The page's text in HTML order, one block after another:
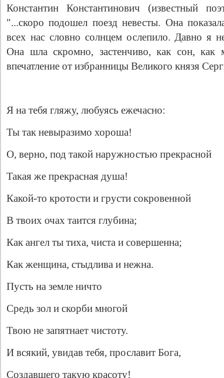
Константин Константинович (известный
"...скоро подошел поезд невесты. Она
всех нас словно солнцем ослепило. Давно я
Она шла скромно, застенчиво, как сон, как
впечатление от избранницы Великого князя
Я на тебя гляжу, любуясь ежечасно:
Ты так невыразимо хороша!
О, верно, под такой наружностью прекрасной
Такая же прекрасная душа!
Какой-то кротости и грусти сокровенной
В твоих очах таится глубина;
Как ангел ты тиха, чиста и совершенна;
Как женщина, стыдлива и нежна.
Пусть на земле ничто
Средь зол и скорби многой
Твою не запятнает чистоту.
И всякий, увидав тебя, прославит Бога,
Создавшего такую красоту!